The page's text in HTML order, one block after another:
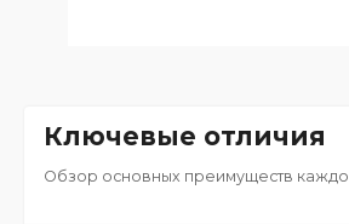
Ключевые отличия
Обзор основных преимуществ